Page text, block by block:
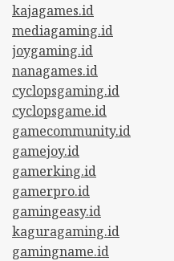
kajagames.id
mediagaming.id
joygaming.id
nanagames.id
cyclopsgaming.id
cyclopsgame.id
gamecommunity.id
gamejoy.id
gamerking.id
gamerpro.id
gamingeasy.id
kaguragaming.id
gamingname.id